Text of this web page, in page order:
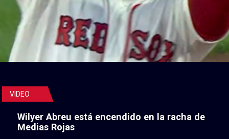
VIDEO
Wilyer Abreu está encendido en la racha de
Medias Rojas